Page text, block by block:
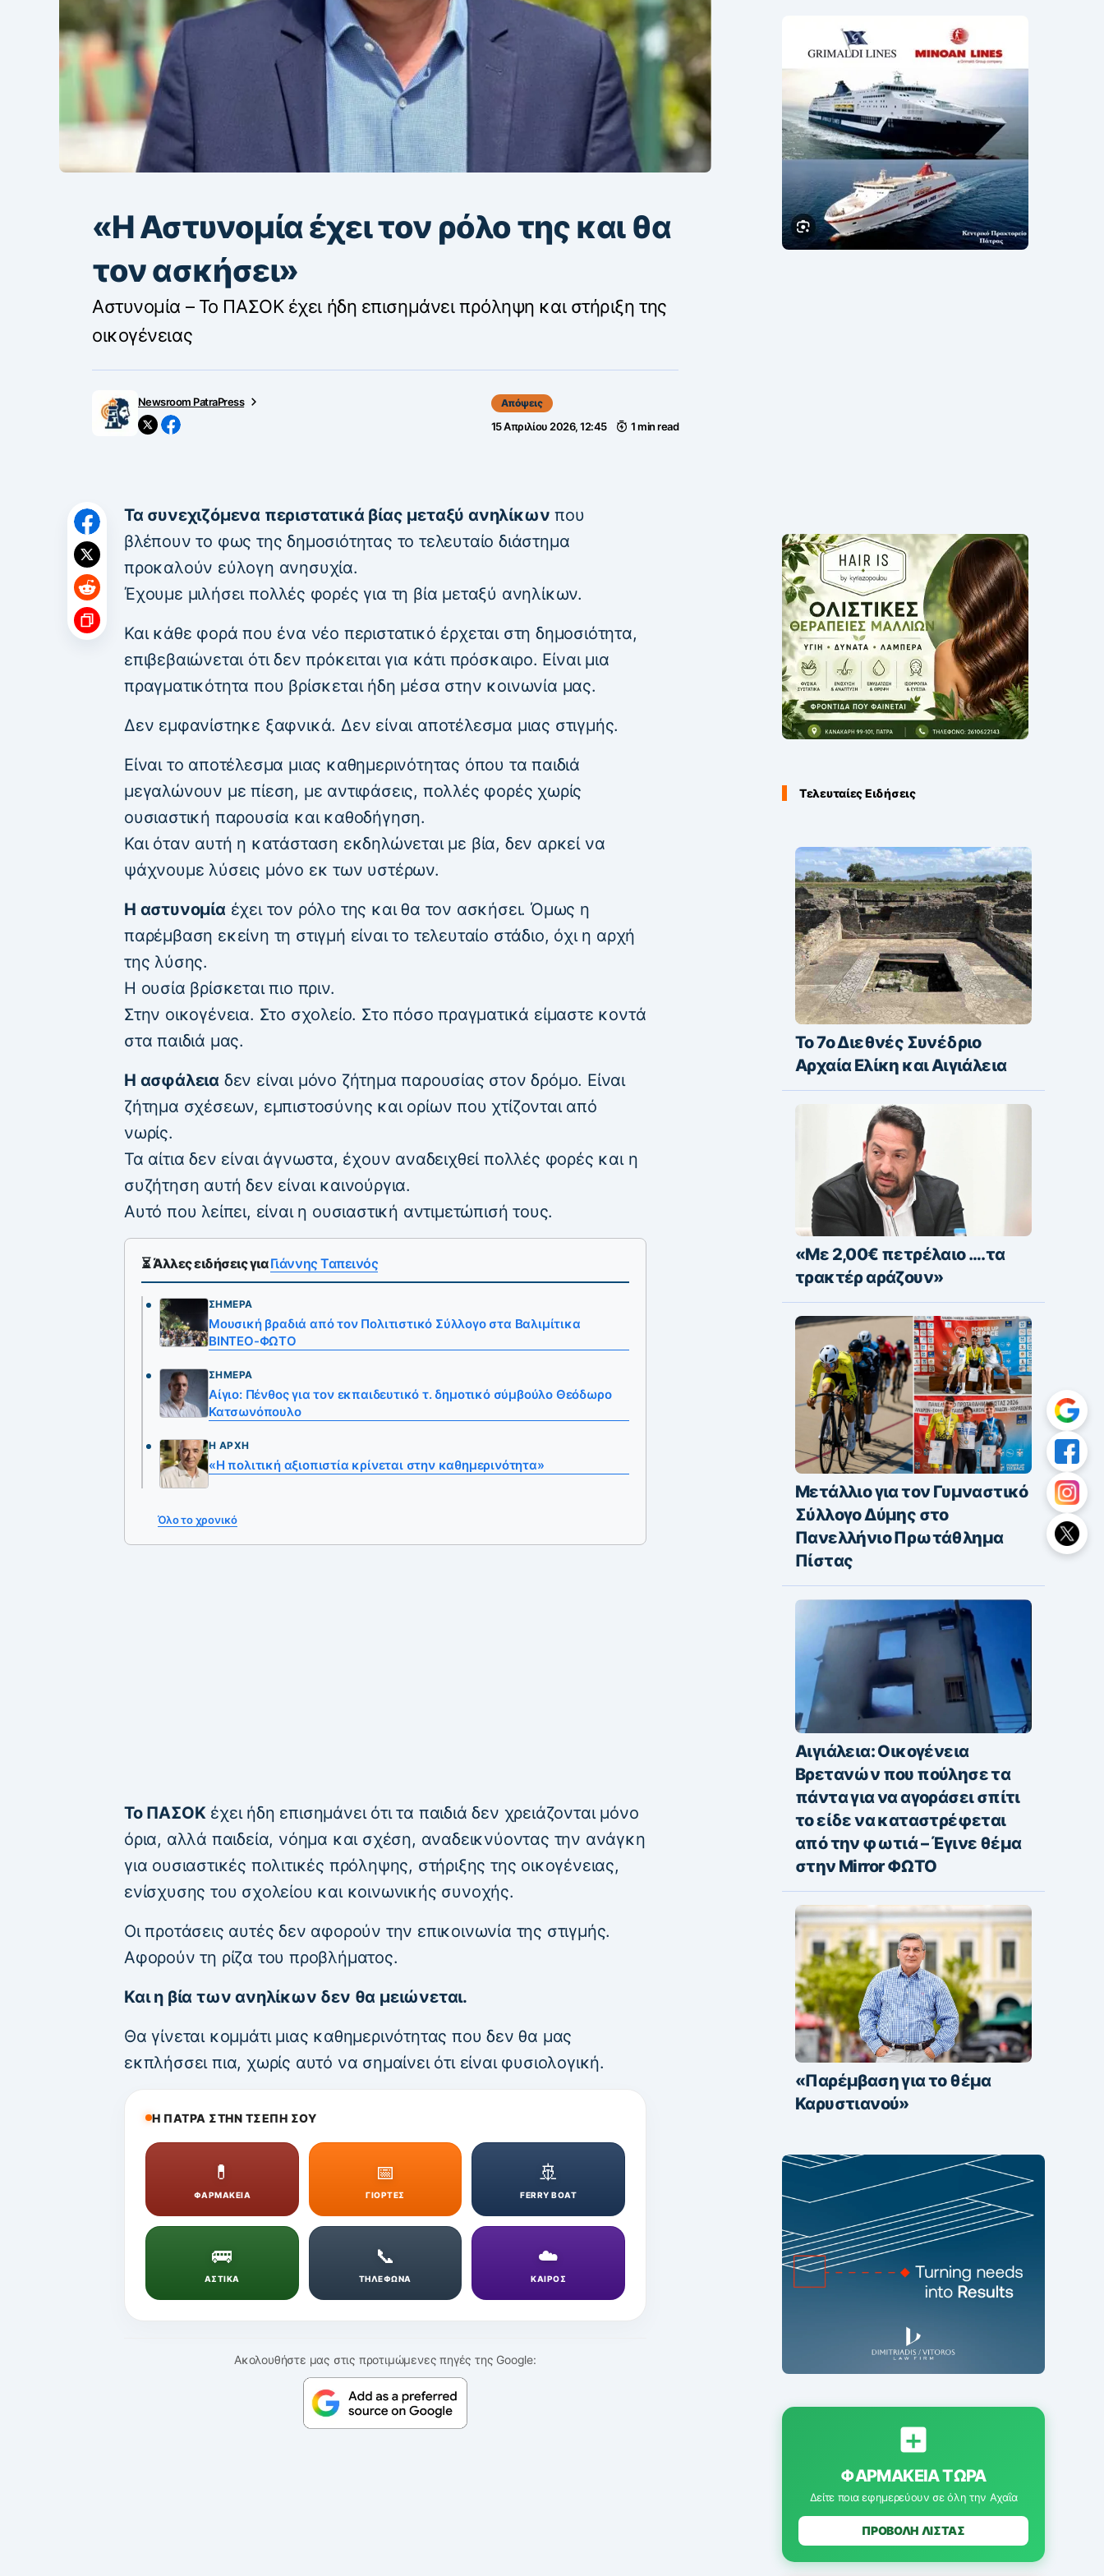
«Η Αστυνομία έχει τον ρόλο της και θα
τον ασκήσει»
Αστυνομία – Το ΠΑΣΟΚ έχει ήδη επισημάνει πρόληψη και στήριξη της
οικογένειας
Newsroom PatraPress Απόψεις
15 Απριλίου 2026, 12:45 1 min read
Τα συνεχιζόμενα περιστατικά βίας μεταξύ ανηλίκων που
βλέπουν το φως της δημοσιότητας το τελευταίο διάστημα
προκαλούν εύλογη ανησυχία.
Έχουμε μιλήσει πολλές φορές για τη βία μεταξύ ανηλίκων.
Και κάθε φορά που ένα νέο περιστατικό έρχεται στη δημοσιότητα,
επιβεβαιώνεται ότι δεν πρόκειται για κάτι πρόσκαιρο. Είναι μια
πραγματικότητα που βρίσκεται ήδη μέσα στην κοινωνία μας.
Δεν εμφανίστηκε ξαφνικά. Δεν είναι αποτέλεσμα μιας στιγμής.
Είναι το αποτέλεσμα μιας καθημερινότητας όπου τα παιδιά
μεγαλώνουν με πίεση, με αντιφάσεις, πολλές φορές χωρίς
ουσιαστική παρουσία και καθοδήγηση.
Και όταν αυτή η κατάσταση εκδηλώνεται με βία, δεν αρκεί να
ψάχνουμε λύσεις μόνο εκ των υστέρων.
Η αστυνομία έχει τον ρόλο της και θα τον ασκήσει. Όμως η
παρέμβαση εκείνη τη στιγμή είναι το τελευταίο στάδιο, όχι η αρχή
της λύσης.
Η ουσία βρίσκεται πιο πριν.
Στην οικογένεια. Στο σχολείο. Στο πόσο πραγματικά είμαστε κοντά
στα παιδιά μας.
Η ασφάλεια δεν είναι μόνο ζήτημα παρουσίας στον δρόμο. Είναι
ζήτημα σχέσεων, εμπιστοσύνης και ορίων που χτίζονται από
νωρίς.
Τα αίτια δεν είναι άγνωστα, έχουν αναδειχθεί πολλές φορές και η
συζήτηση αυτή δεν είναι καινούργια.
Αυτό που λείπει, είναι η ουσιαστική αντιμετώπισή τους.
⏳ Άλλες ειδήσεις γιαΓιάννης Ταπεινός
ΣΉΜΕΡΑ
Mουσική βραδιά από τον Πολιτιστικό Σύλλογο στα Βαλιμίτικα
ΒΙΝΤΕΟ-ΦΩΤΟ
ΣΉΜΕΡΑ
Αίγιο: Πένθος για τον εκπαιδευτικό τ. δημοτικό σύμβούλο Θεόδωρο
Κατσωνόπουλο
Η ΑΡΧΉ
«Η πολιτική αξιοπιστία κρίνεται στην καθημερινότητα»
Όλο το χρονικό
Το ΠΑΣΟΚέχει ήδη επισημάνει ότι τα παιδιά δεν χρειάζονται μόνο
όρια, αλλά παιδεία, νόημα και σχέση, αναδεικνύοντας την ανάγκη
για ουσιαστικές πολιτικές πρόληψης, στήριξης της οικογένειας,
ενίσχυσης του σχολείου και κοινωνικής συνοχής.
Οι προτάσεις αυτές δεν αφορούν την επικοινωνία της στιγμής.
Αφορούν τη ρίζα του προβλήματος.
Και η βία των ανηλίκων δεν θα μειώνεται.
Θα γίνεται κομμάτι μιας καθημερινότητας που δεν θα μας
εκπλήσσει πια, χωρίς αυτό να σημαίνει ότι είναι φυσιολογική.
Η ΠΑΤΡΑ ΣΤΗΝ ΤΣΕΠΗ ΣΟΥ
💊
ΦΑΡΜΑΚΕΙΑ
📅
ΓΙΟΡΤΕΣ
🚢
FERRY BOAT
🚌
ΑΣΤΙΚΑ
📞
ΤΗΛΕΦΩΝΑ
☁️
ΚΑΙΡΟΣ
Ακολουθήστε μας στις προτιμώμενες πηγές της Google:
Τελευταίες Ειδήσεις
Το 7ο Διεθνές Συνέδριο
Αρχαία Ελίκη και Αιγιάλεια
«Με 2,00€ πετρέλαιο ….τα
τρακτέρ αράζουν»
Μετάλλιο για τον Γυμναστικό
Σύλλογο Δύμης στο
Πανελλήνιο Πρωτάθλημα
Πίστας
Αιγιάλεια: Οικογένεια
Βρετανών που πούλησε τα
πάντα για να αγοράσει σπίτι
το είδε να καταστρέφεται
από την φωτιά – Έγινε θέμα
στην Mirror ΦΩΤΟ
«Παρέμβαση για το θέμα
Καρυστιανού»
ΦΑΡΜΑΚΕΊΑ ΤΏΡΑ
Δείτε ποια εφημερεύουν σε όλη την Αχαΐα
ΠΡΟΒΟΛΗ ΛΙΣΤΑΣ